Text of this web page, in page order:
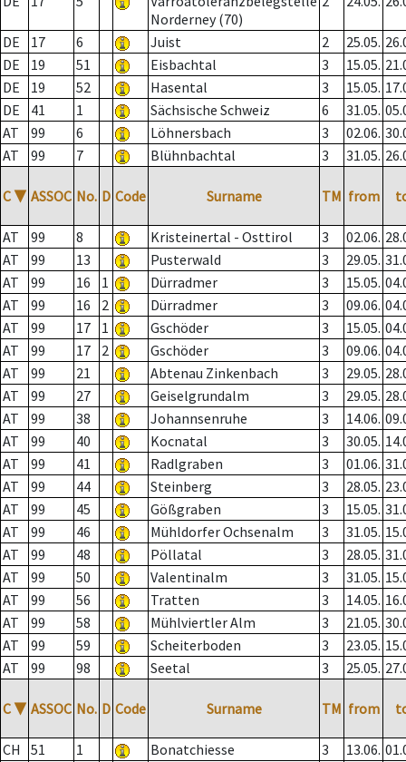
Norderney (70)
DE 17 6 Juist 2 25.05.
DE
19 51 Eisbachtal 3 15.05.
DE
19 52 Hasental 3 15.05.
DE
41 1 Sächsische Schweiz 6 31.05.
AT
99 6 Löhnersbach 3 02.06.
AT
99 7 Blühnbachtal 3 31.05.
C ▼ ASSOC No. D Code Surname TM from
AT 99 8 Kristeinertal - Osttirol 3 02.06.
AT
99 13 Pusterwald 3 29.05.
AT
99 16 1 Dürradmer 3 15.05.
AT
99 16 2 Dürradmer 3 09.06.
AT
99 17 1 Gschöder 3 15.05.
AT
99 17 2 Gschöder 3 09.06.
AT
99 21 Abtenau Zinkenbach 3 29.05.
AT
99 27 Geiselgrundalm 3 29.05.
AT
99 38 Johannsenruhe 3 14.06.
AT
99 40 Kocnatal 3 30.05.
AT
99 41 Radlgraben 3 01.06.
AT
99 44 Steinberg 3 28.05.
AT
99 45 Gößgraben 3 15.05.
AT
99 46 Mühldorfer Ochsenalm 3 31.05.
AT
99 48 Pöllatal 3 28.05.
AT
99 50 Valentinalm 3 31.05.
AT
99 56 Tratten 3 14.05.
AT
99 58 Mühlviertler Alm 3 21.05.
AT
99 59 Scheiterboden 3 23.05.
AT
99 98 Seetal 3 25.05.
C ▼ ASSOC No. D Code Surname TM from
CH 51 1 Bonatchiesse 3 13.06.